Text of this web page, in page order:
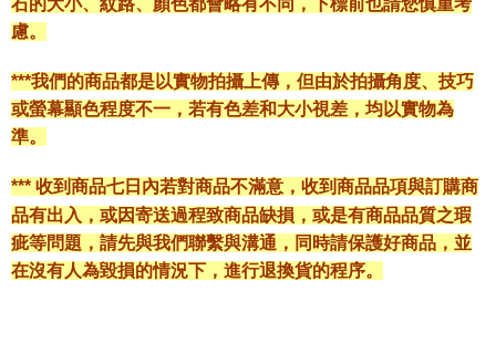
慮。
***我們的商品都是以實物拍攝上傳，但由於拍攝角度、技巧
或螢幕顯色程度不一，若有色差和大小視差，均以實物為
準。
*** 收到商品七日內若對商品不滿意，收到商品品項與訂購商
品有出入，或因寄送過程致商品缺損，或是有商品品質之瑕
疵等問題，請先與我們聯繫與溝通，同時請保護好商品，並
在沒有人為毀損的情況下，進行退換貨的程序。